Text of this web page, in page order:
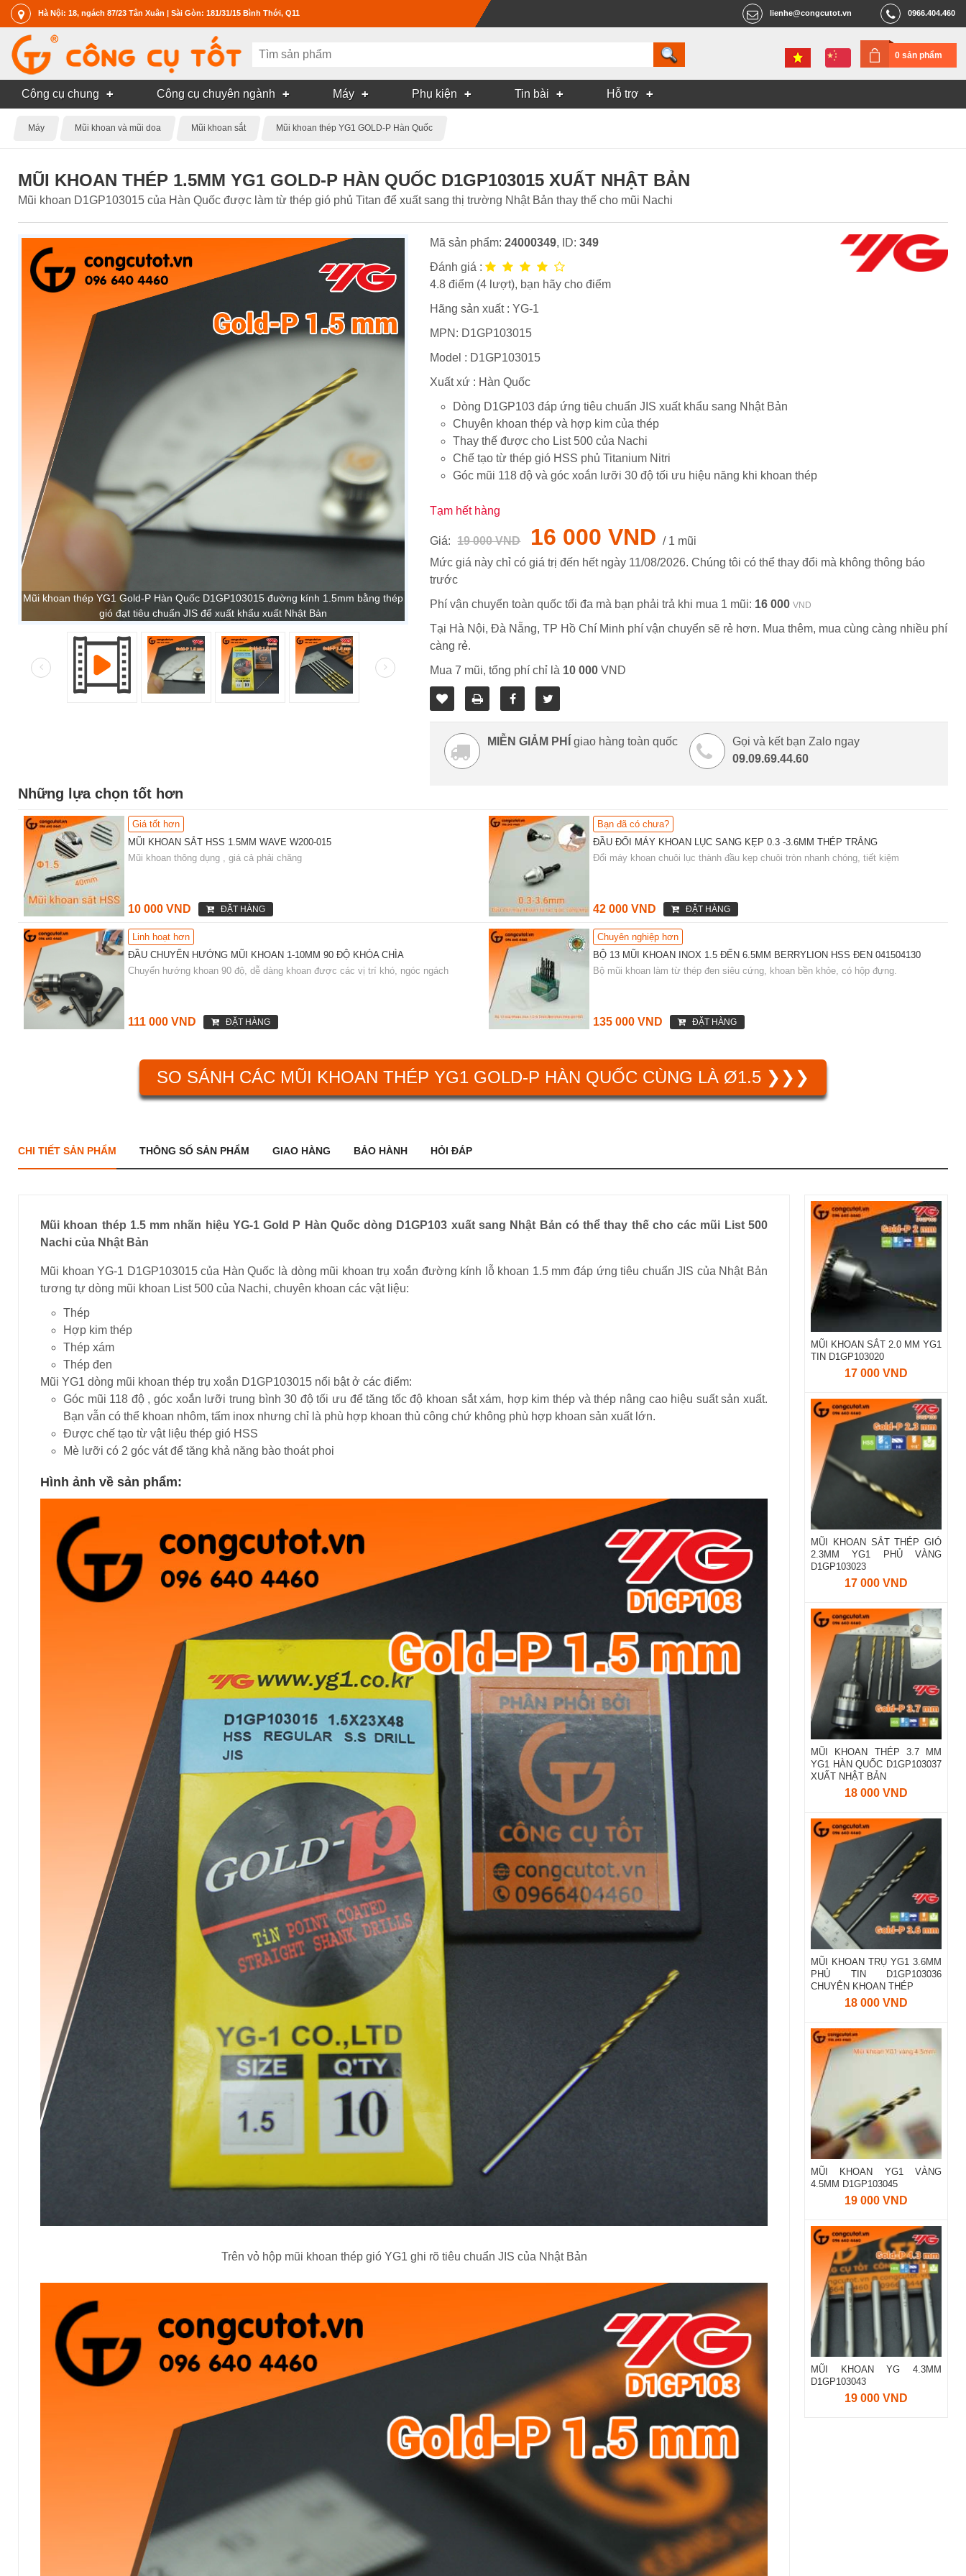
Hà Nội: 18, ngách 87/23 Tân Xuân | Sài Gòn: 181/31/15 Bình Thới, Q11 0966.404.460
lienhe@congcutot.vn
0 sản phẩm
Công cụ chung Công cụ chuyên ngành Máy Phụ kiện Tin bài Hỗ trợ
Máy Mũi khoan và mũi doa Mũi khoan sắt Mũi khoan thép YG1 GOLD-P Hàn Quốc
MŨI KHOAN THÉP 1.5MM YG1 GOLD-P HÀN QUỐC D1GP103015 XUẤT NHẬT BẢN
Mũi khoan D1GP103015 của Hàn Quốc được làm từ thép gió phủ Titan để xuất sang thị trường Nhật Bản thay thế cho mũi Nachi
Mũi khoan thép YG1 Gold-P Hàn Quốc D1GP103015 đường kính 1.5mm bằng thép
gió đạt tiêu chuẩn JIS để xuất khẩu xuất Nhật Bản
Mã sản phẩm:24000349, ID:349
Đánh giá :
4.8 điểm (4 lượt), bạn hãy cho điểm
Hãng sản xuất :YG-1
MPN: D1GP103015
Model : D1GP103015
Xuất xứ : Hàn Quốc
Dòng D1GP103 đáp ứng tiêu chuẩn JIS xuất khẩu sang Nhật Bản
Chuyên khoan thép và hợp kim của thép
Thay thế được cho List 500 của Nachi
Chế tạo từ thép gió HSS phủ Titanium Nitri
Góc mũi 118 độ và góc xoắn lưỡi 30 độ tối ưu hiệu năng khi khoan thép
Tạm hết hàng
Giá: 19 000 VND 16 000 VND
/ 1 mũi
Mức giá này chỉ có giá trị đến hết ngày 11/08/2026. Chúng tôi có thể thay đổi mà không thông báo
trước
Phí vận chuyển toàn quốc tối đa mà bạn phải trả khi mua 1 mũi: 16 000 VND
Tại Hà Nội, Đà Nẵng, TP Hồ Chí Minh phí vận chuyển sẽ rẻ hơn. Mua thêm, mua cùng càng nhiều phí
càng rẻ.
Mua 7 mũi, tổng phí chỉ là 10 000 VND
MIỄN GIẢM PHÍ giao hàng toàn quốc
Gọi và kết bạn Zalo ngay
09.09.69.44.60
Những lựa chọn tốt hơn
Giá tốt hơn
MŨI KHOAN SẮT HSS 1.5MM WAVE W200-015
Mũi khoan thông dụng , giá cả phải chăng
10 000 VND ĐẶT HÀNG
Bạn đã có chưa?
ĐẦU ĐỔI MÁY KHOAN LỤC SANG KẸP 0.3 -3.6MM THÉP TRẮNG
Đổi máy khoan chuôi lục thành đầu kẹp chuôi tròn nhanh chóng, tiết kiệm
42 000 VND ĐẶT HÀNG
Linh hoạt hơn
ĐẦU CHUYỂN HƯỚNG MŨI KHOAN 1-10MM 90 ĐỘ KHÓA CHÌA
Chuyển hướng khoan 90 độ, dễ dàng khoan được các vị trí khó, ngóc ngách
111 000 VND ĐẶT HÀNG
Chuyên nghiệp hơn
BỘ 13 MŨI KHOAN INOX 1.5 ĐẾN 6.5MM BERRYLION HSS ĐEN 041504130
Bộ mũi khoan làm từ thép đen siêu cứng, khoan bền khỏe, có hộp đựng.
135 000 VND ĐẶT HÀNG
SO SÁNH CÁC MŨI KHOAN THÉP YG1 GOLD-P HÀN QUỐC CÙNG LÀ Ø1.5 ❯❯❯
CHI TIẾT SẢN PHẨM THÔNG SỐ SẢN PHẨM GIAO HÀNG BẢO HÀNH HỎI ĐÁP
Mũi khoan thép 1.5 mm nhãn hiệu YG-1 Gold P Hàn Quốc dòng D1GP103 xuất sang Nhật Bản có thể thay thế cho các mũi List 500
Nachi của Nhật Bản
Mũi khoan YG-1 D1GP103015 của Hàn Quốc là dòng mũi khoan trụ xoắn đường kính lỗ khoan 1.5 mm đáp ứng tiêu chuẩn JIS của Nhật Bản
tương tự dòng mũi khoan List 500 của Nachi, chuyên khoan các vật liệu:
Thép
Hợp kim thép
Thép xám
Thép đen
Mũi YG1 dòng mũi khoan thép trụ xoắn D1GP103015 nổi bật ở các điểm:
Góc mũi 118 độ , góc xoắn lưỡi trung bình 30 độ tối ưu để tăng tốc độ khoan sắt xám, hợp kim thép và thép nâng cao hiệu suất sản xuất.
Bạn vẫn có thể khoan nhôm, tấm inox nhưng chỉ là phù hợp khoan thủ công chứ không phù hợp khoan sản xuất lớn.
Được chế tạo từ vật liệu thép gió HSS
Mè lưỡi có 2 góc vát để tăng khả năng bào thoát phoi
Hình ảnh về sản phẩm:
Trên vỏ hộp mũi khoan thép gió YG1 ghi rõ tiêu chuẩn JIS của Nhật Bản
MŨI KHOAN SẮT 2.0 MM YG1
TIN D1GP103020
17 000 VND
MŨI KHOAN SẮT THÉP GIÓ
2.3MM YG1 PHỦ VÀNG
D1GP103023
17 000 VND
MŨI KHOAN THÉP 3.7 MM
YG1 HÀN QUỐC D1GP103037
XUẤT NHẬT BẢN
18 000 VND
MŨI KHOAN TRỤ YG1 3.6MM
PHỦ TIN D1GP103036
CHUYÊN KHOAN THÉP
18 000 VND
MŨI KHOAN YG1 VÀNG
4.5MM D1GP103045
19 000 VND
MŨI KHOAN YG 4.3MM
D1GP103043
19 000 VND